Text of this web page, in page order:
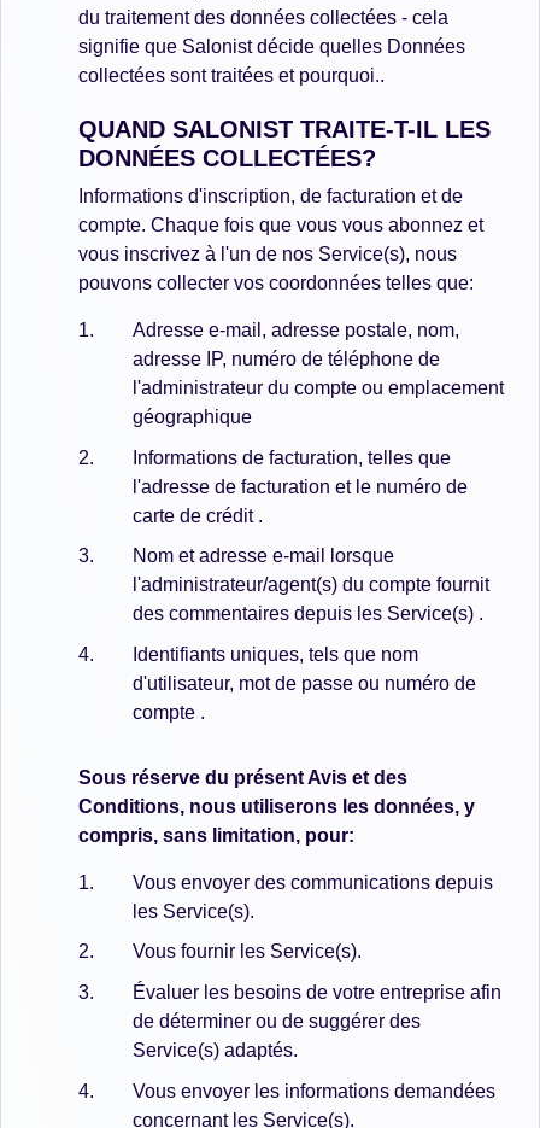
du traitement des données collectées - cela
signifie que Salonist décide quelles Données
collectées sont traitées et pourquoi..
QUAND SALONIST TRAITE-T-IL LES
DONNÉES COLLECTÉES?
Informations d'inscription, de facturation et de
compte. Chaque fois que vous vous abonnez et
vous inscrivez à l'un de nos Service(s), nous
pouvons collecter vos coordonnées telles que:
Adresse e-mail, adresse postale, nom,
adresse IP, numéro de téléphone de
l'administrateur du compte ou emplacement
géographique
Informations de facturation, telles que
l'adresse de facturation et le numéro de
carte de crédit .
Nom et adresse e-mail lorsque
l'administrateur/agent(s) du compte fournit
des commentaires depuis les Service(s) .
Identifiants uniques, tels que nom
d'utilisateur, mot de passe ou numéro de
compte .
Sous réserve du présent Avis et des
Conditions, nous utiliserons les données, y
compris, sans limitation, pour:
Vous envoyer des communications depuis
les Service(s).
Vous fournir les Service(s).
Évaluer les besoins de votre entreprise afin
de déterminer ou de suggérer des
Service(s) adaptés.
Vous envoyer les informations demandées
concernant les Service(s).